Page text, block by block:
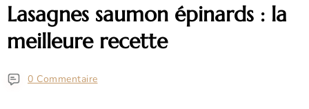
Lasagnes saumon épinards : la
meilleure recette
0 Commentaire